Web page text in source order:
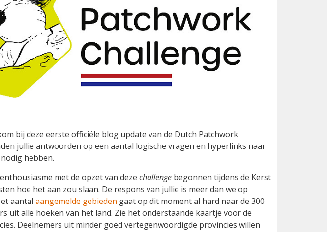
bij deze eerste officiële blog update van de Dutch Patchwork
jullie antwoorden op een aantal logische vragen en hyperlinks naar
hebben.
met de opzet van deze challenge begonnen tijdens de Kerst
hoe het aan zou slaan. De respons van jullie is meer dan we op
aantal aangemelde gebieden gaat op dit moment al hard naar de 300
uit alle hoeken van het land. Zie het onderstaande kaartje voor de
Deelnemers uit minder goed vertegenwoordigde provincies willen